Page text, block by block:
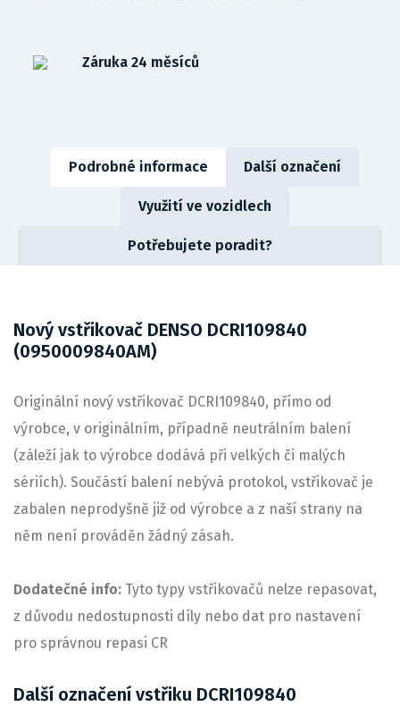
Záruka 24 měsíců
Podrobné informace Další označení
Využití ve vozidlech
Potřebujete poradit?
Nový vstřikovač DENSO DCRI109840
(0950009840AM)
Originální nový vstřikovač DCRI109840, přímo od
výrobce, v originálním, případně neutrálním balení
(záleží jak to výrobce dodává při velkých či malých
sériích). Součástí balení nebývá protokol, vstřikovač je
zabalen neprodyšně již od výrobce a z naší strany na
něm není prováděn žádný zásah.
Dodatečné info: Tyto typy vstřikovačů nelze repasovat,
z důvodu nedostupnosti díly nebo dat pro nastavení
pro správnou repasi CR
Další označení vstřiku DCRI109840